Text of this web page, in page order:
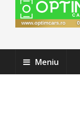
Meniu